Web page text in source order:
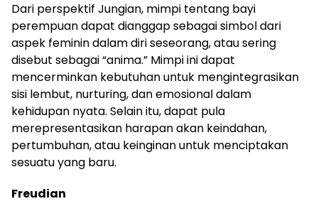
Dari perspektif Jungian, mimpi tentang bayi
perempuan dapat dianggap sebagai simbol dari
aspek feminin dalam diri seseorang, atau sering
disebut sebagai “anima.” Mimpi ini dapat
mencerminkan kebutuhan untuk mengintegrasikan
sisi lembut, nurturing, dan emosional dalam
kehidupan nyata. Selain itu, dapat pula
merepresentasikan harapan akan keindahan,
pertumbuhan, atau keinginan untuk menciptakan
sesuatu yang baru.
Freudian